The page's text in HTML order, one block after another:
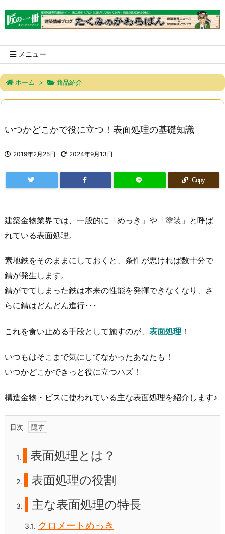
メニュー
ホーム > 商品紹介
いつかどこかで役に立つ！表面処理の基礎知識
2019年2月25日 2024年9月13日
Copy
建築金物業界では、一般的に「めっき 」や「塗装 」と呼ば
れている表面処理。
素地鉄をそのままにしておくと、条件が悪ければ数十分で
錆が発生します。
錆がでてしまった鉄は本来の性能を発揮できなくなり、さ
らに錆はどんどん進行･･･
これを食い止める手段として施すのが、 表面処理 ！
いつもはそこまで気にしてなかったあなたも！
いつかどこかできっと役に立つハズ！
構造金物・ビスに使われている主な表面処理を紹介します♪
目次
1. 表面処理とは？
2. 表面処理の役割
3. 主な表面処理の特長
3.1. クロメートめっき